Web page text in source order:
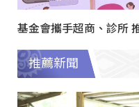
基金會攜手超商、診所
推薦新聞